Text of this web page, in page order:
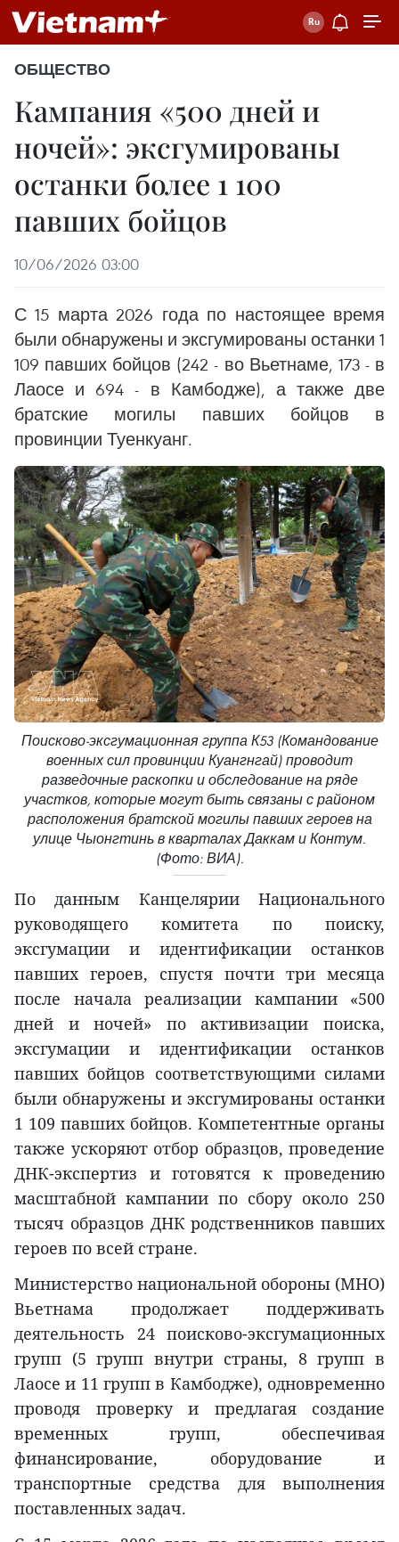
ОБЩЕСТВО
Кампания «500 дней и
ночей»: эксгумированы
останки более 1 100
павших бойцов
10/06/2026 03:00
С 15 марта 2026 года по настоящее время
были обнаружены и эксгумированы останки 1
109 павших бойцов (242 - во Вьетнаме, 173 - в
Лаосе и 694 - в Камбодже), а также две
братские могилы павших бойцов в
провинции Туенкуанг.
Поисково-эксгумационная группа К53 (Командование
военных сил провинции Куангнгай) проводит
разведочные раскопки и обследование на ряде
участков, которые могут быть связаны с районом
расположения братской могилы павших героев на
улице Чыонгтинь в кварталах Даккам и Контум.
(Фото: ВИА).
По данным Канцелярии Национального
руководящего комитета по поиску,
эксгумации и идентификации останков
павших героев, спустя почти три месяца
после начала реализации кампании «500
дней и ночей» по активизации поиска,
эксгумации и идентификации останков
павших бойцов соответствующими силами
были обнаружены и эксгумированы останки
1 109 павших бойцов. Компетентные органы
также ускоряют отбор образцов, проведение
ДНК-экспертиз и готовятся к проведению
масштабной кампании по сбору около 250
тысяч образцов ДНК родственников павших
героев по всей стране.
Министерство национальной обороны (МНО)
Вьетнама продолжает поддерживать
деятельность 24 поисково-эксгумационных
групп (5 групп внутри страны, 8 групп в
Лаосе и 11 групп в Камбодже), одновременно
проводя проверку и предлагая создание
временных групп, обеспечивая
финансирование, оборудование и
транспортные средства для выполнения
поставленных задач.